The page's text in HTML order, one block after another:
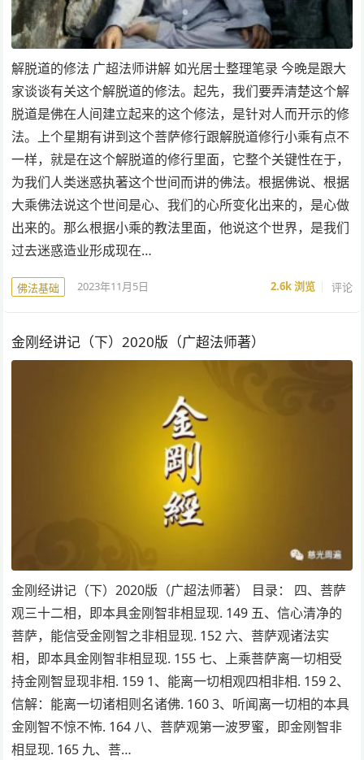
解脱道的修法 广超法师讲解 如光居士整理笔录 今晚是跟大
家谈谈有关这个解脱道的修法。起先，我们要弄清楚这个解
脱道是佛在人间建立起来的这个修法，是针对人而开示的修
法。上个星期有讲到这个菩萨修行跟解脱道修行小乘有点不
一样，就是在这个解脱道的修行里面，它整个关键性在于，
为我们人类迷惑执著这个世间而讲的佛法。根据佛说、根据
大乘佛法说这个世间是心、我们的心所变化出来的，是心做
出来的。那么根据小乘的教法里面，他说这个世界，是我们
过去迷惑造业形成现在…
佛法基础 2023年11月5日 2.6k浏览 评论
金刚经讲记（下）2020版（广超法师著）
金刚经讲记（下）2020版（广超法师著） 目录： 四、菩萨
观三十二相，即本具金刚智非相显现. 149 五、信心清净的
菩萨，能信受金刚智之非相显现. 152 六、菩萨观诸法实
相，即本具金刚智非相显现. 155 七、上乘菩萨离一切相受
持金刚智显现非相. 159 1、能离一切相观四相非相. 159 2、
信解：能离一切诸相则名诸佛. 160 3、听闻离一切相的本具
金刚智不惊不怖. 164 八、菩萨观第一波罗蜜，即金刚智非
相显现. 165 九、菩…